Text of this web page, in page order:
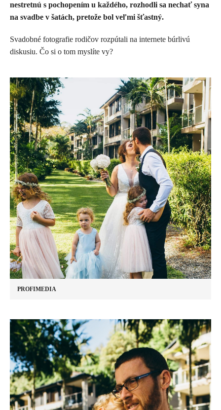
nestretnú s pochopením u každého, rozhodli sa nechať syna
na svadbe v šatách, pretože bol veľmi šťastný.
Svadobné fotografie rodičov rozpútali na internete búrlivú
diskusiu. Čo si o tom myslíte vy?
PROFIMEDIA